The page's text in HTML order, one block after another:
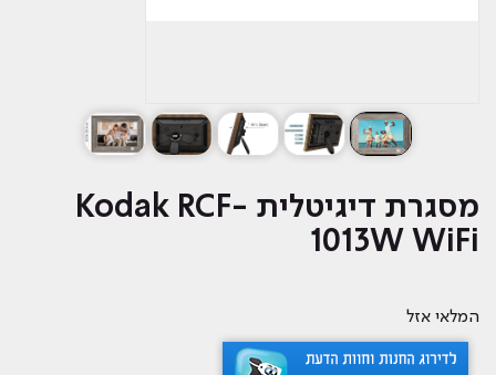
מסגרת דיגיטלית Kodak RCF-
1013W WiFi
המלאי אזל